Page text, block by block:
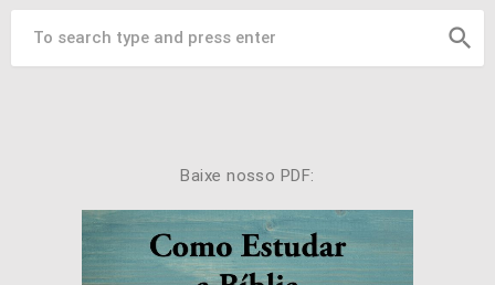
search
Baixe nosso PDF: